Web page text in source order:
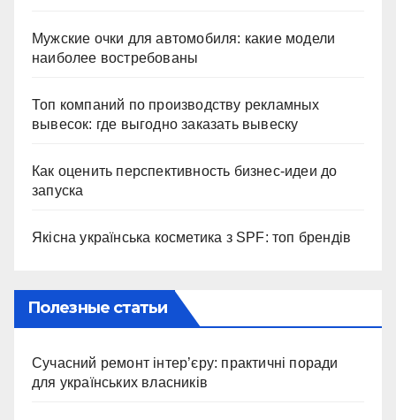
Мужские очки для автомобиля: какие модели
наиболее востребованы
Топ компаний по производству рекламных
вывесок: где выгодно заказать вывеску
Как оценить перспективность бизнес-идеи до
запуска
Якісна українська косметика з SPF: топ брендів
Полезные статьи
Сучасний ремонт інтер’єру: практичні поради
для українських власників